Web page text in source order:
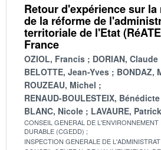
Retour d'expérience sur la
de la réforme de
territoriale de l'Etat
France
OZIOL, Francis
DORIAN, Claude
BELOTTE, Jean-Yves
BONDAZ,
ROUZEAU, Michel
RENAUD-BOULESTEIX, Bénédicte
BLANC, Nicole
LAVAURE, Patrick
CONSEIL GENERAL DE
DURABLE (CGEDD)
INSPECTION GENERALE DE